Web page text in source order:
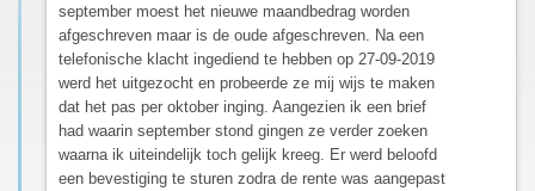
september moest het nieuwe maandbedrag worden
afgeschreven maar is de oude afgeschreven. Na een
telefonische klacht ingediend te hebben op 27-09-2019
werd het uitgezocht en probeerde ze mij wijs te maken
dat het pas per oktober inging. Aangezien ik een brief
had waarin september stond gingen ze verder zoeken
waarna ik uiteindelijk toch gelijk kreeg. Er werd beloofd
een bevestiging te sturen zodra de rente was aangepast